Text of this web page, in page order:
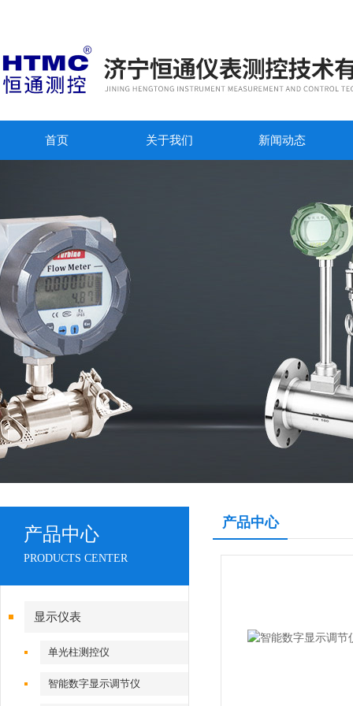
首页 关于我们 新闻动态
产品中心
PRODUCTS CENTER
显示仪表
单光柱测控仪
智能数字显示调节仪
产品中心